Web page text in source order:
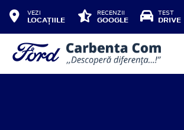
VEZI
LOCAȚIILE
RECENZII
GOOGLE
TEST
DRIVE